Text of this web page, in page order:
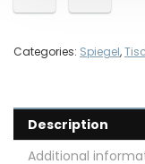
Categories: Spiegel,
Description
Additional